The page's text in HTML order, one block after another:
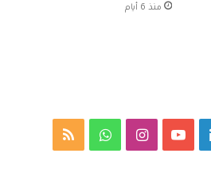
منذ 6 أيام
لينكدإن‫YouTubeانستقرامواتسابملخص